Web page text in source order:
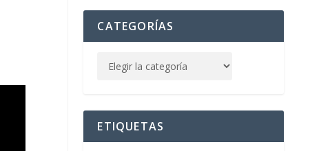
CATEGORÍAS
ETIQUETAS